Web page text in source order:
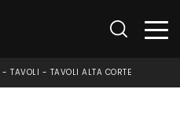
- TAVOLI - TAVOLI ALTA CORTE